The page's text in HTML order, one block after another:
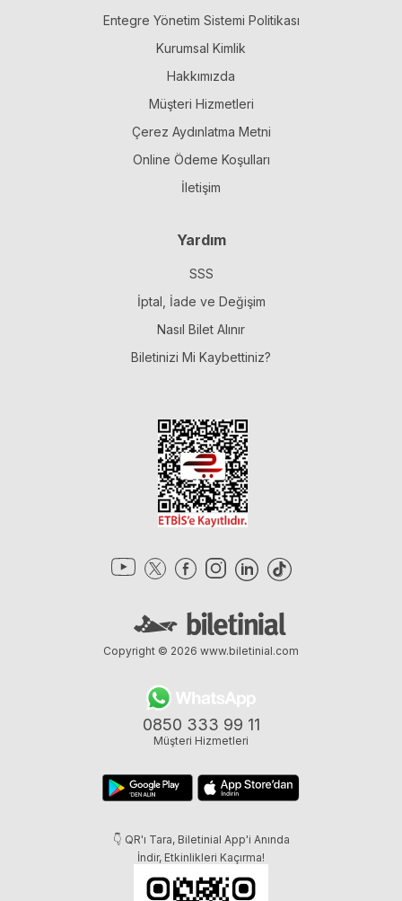
Entegre Yönetim Sistemi Politikası
Kurumsal Kimlik
Hakkımızda
Müşteri Hizmetleri
Çerez Aydınlatma Metni
Online Ödeme Koşulları
İletişim
Yardım
SSS
İptal, İade ve Değişim
Nasıl Bilet Alınır
Biletinizi Mi Kaybettiniz?
0850 333 99 11
Müşteri Hizmetleri
👇 QR'ı Tara, Biletinial App'i Anında
İndir, Etkinlikleri Kaçırma!
Copyright © 2026 www.biletinial.com